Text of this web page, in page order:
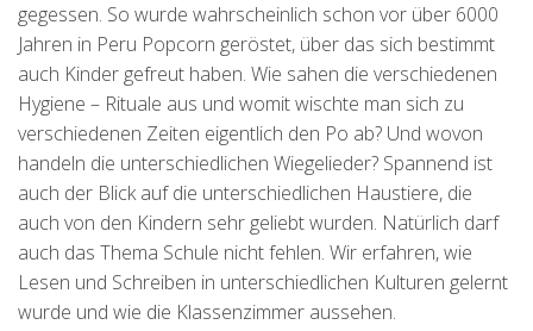
gegessen. So wurde wahrscheinlich schon vor über 6000
Jahren in Peru Popcorn geröstet, über das sich bestimmt
auch Kinder gefreut haben. Wie sahen die verschiedenen
Hygiene – Rituale aus und womit wischte man sich zu
verschiedenen Zeiten eigentlich den Po ab? Und wovon
handeln die unterschiedlichen Wiegelieder? Spannend ist
auch der Blick auf die unterschiedlichen Haustiere, die
auch von den Kindern sehr geliebt wurden. Natürlich darf
auch das Thema Schule nicht fehlen. Wir erfahren, wie
Lesen und Schreiben in unterschiedlichen Kulturen gelernt
wurde und wie die Klassenzimmer aussehen.